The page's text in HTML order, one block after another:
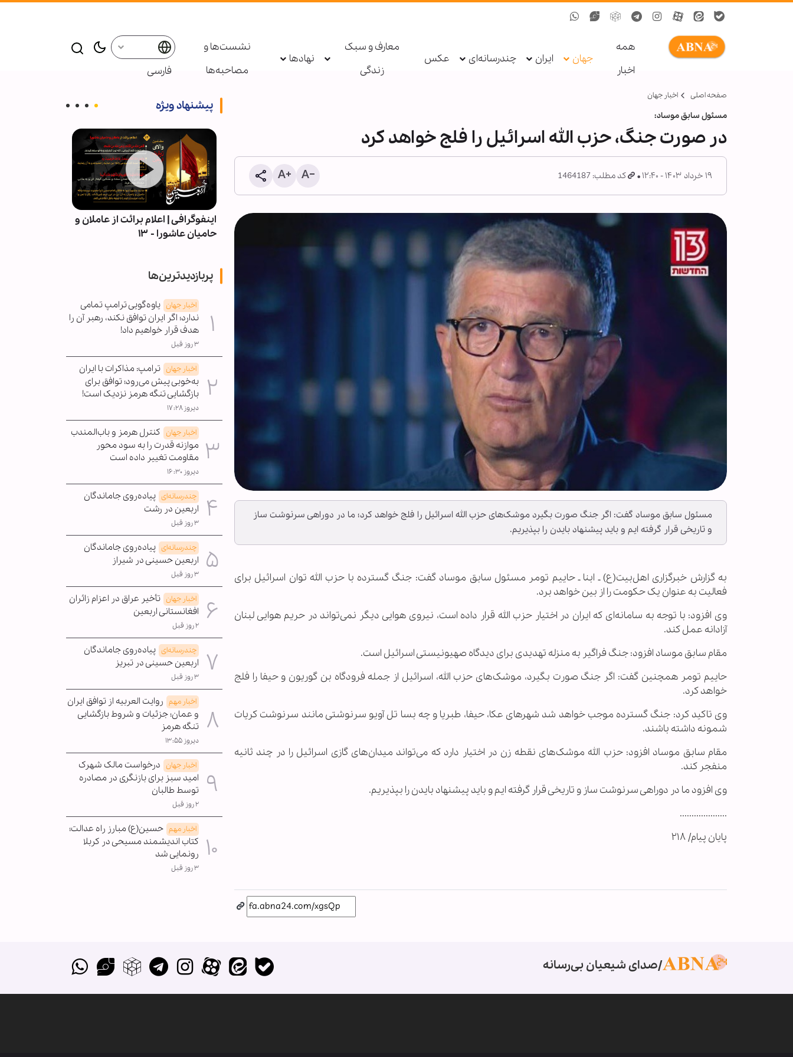
همه
اخبار
جهان ایران چندرسانه‌ای عکس
معارف و سبک
زندگی
نهادها
نشست‌ها و
مصاحبه‌ها
فارسی
صفحه اصلی اخبار جهان
مسئول سابق موساد:
در صورت جنگ، حزب الله اسرائیل را فلج خواهد کرد
۱۹ خرداد ۱۴۰۳ - ۱۲:۴۰ کد مطلب: 1464187
مسئول سابق موساد گفت: اگر جنگ صورت بگیرد موشک‌های حزب الله اسرائیل را فلج خواهد کرد؛ ما در دوراهی سرنوشت ساز
و تاریخی قرار گرفته ایم و باید پیشنهاد بایدن را بپذیریم.
به گزارش خبرگزاری اهل‌بیت(ع) ـ ابنا ـ حاییم تومر مسئول سابق موساد گفت: جنگ گسترده با حزب الله توان اسرائیل برای
فعالیت به عنوان یک حکومت را از بین خواهد برد.
وی افزود: با توجه به سامانه‌ای که ایران در اختیار حزب الله قرار داده است، نیروی هوایی دیگر نمی‌تواند در حریم هوایی لبنان
آزادانه عمل کند.
مقام سابق موساد افزود: جنگ فراگیر به منزله تهدیدی برای دیدگاه صهیونیستی اسرائیل است.
حاییم تومر همچنین گفت: اگر جنگ صورت بگیرد، موشک‌های حزب الله، اسرائیل از جمله فرودگاه بن گوریون و حیفا را فلج
خواهد کرد.
وی تاکید کرد: جنگ گسترده موجب خواهد شد شهر‌های عکا، حیفا، طبریا و چه بسا تل آویو سرنوشتی مانند سرنوشت کریات
شمونه داشته باشند.
مقام سابق موساد افزود: حزب الله موشک‌های نقطه زن در اختیار دارد که می‌تواند میدان‌های گازی اسرائیل را در چند ثانیه
منفجر کند.
وی افزود ما در دوراهی سرنوشت ساز و تاریخی قرار گرفته ایم و باید پیشنهاد بایدن را بپذیریم.
....................
پایان پیام/ ۲۱۸
پیشنهاد ویژه
پادکست ابنا - روایت یک دهه | قلمِ
شکسته
اینفوگرافی | اعلام برائت از عاملان و
حامیان عاشورا - ۱۳
پربازدیدترین‌ها
اخبار جهان یاوه‌گویی ترامپ تمامی
ندارد؛ اگر ایران توافق نکند، رهبر آن را
هدف قرار خواهیم داد!
۳ روز قبل
اخبار جهان ترامپ: مذاکرات با ایران
به‌خوبی پیش می‌رود؛ توافق برای
بازگشایی تنگه هرمز نزدیک است!
دیروز ۱۷:۲۸
اخبار جهان کنترل هرمز و باب‌المندب
موازنه قدرت را به سود محور
مقاومت تغییر داده است
دیروز ۱۶:۳۰
چندرسانه‌ای پیاده‌روی جاماندگان
اربعین در رشت
۳ روز قبل
چندرسانه‌ای پیاده‌روی جاماندگان
اربعین حسینی در شیراز
۳ روز قبل
اخبار جهان تأخیر عراق در اعزام زائران
افغانستانی اربعین
۲ روز قبل
چندرسانه‌ای پیاده‌روی جاماندگان
اربعین حسینی در تبریز
۳ روز قبل
اخبار مهم روایت العربیه از توافق ایران
و عمان؛ جزئیات و شروط بازگشایی
تنگه هرمز
دیروز ۱۳:۵۵
اخبار جهان درخواست مالک شهرک
امید سبز برای بازنگری در مصادره
توسط طالبان
۲ روز قبل
اخبار مهم حسین(ع) مبارز راه عدالت؛
کتاب اندیشمند مسیحی در کربلا
رونمایی شد
۳ روز قبل
صدای شیعیان بی‌رسانه